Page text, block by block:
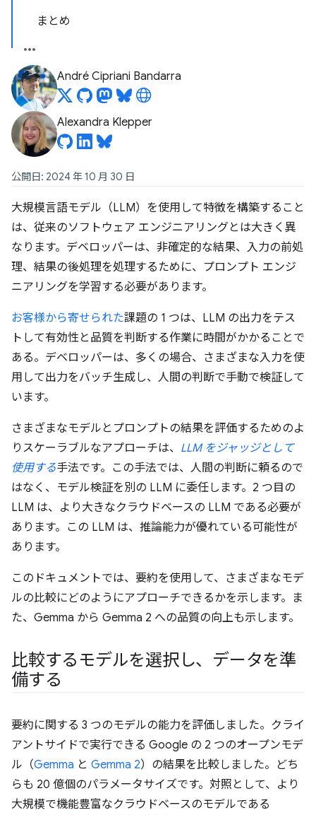
まとめ
André Cipriani Bandarra
Alexandra Klepper
公開日: 2024 年 10 月 30 日
大規模言語モデル（LLM）を使用して特徴を構築すること
は、従来のソフトウェア エンジニアリングとは大きく異
なります。デベロッパーは、非確定的な結果、入力の前処
理、結果の後処理を処理するために、プロンプト エンジ
ニアリングを学習する必要があります。
お客様から寄せられた課題の 1 つは、LLM の出力をテス
トして有効性と品質を判断する作業に時間がかかることで
ある。デベロッパーは、多くの場合、さまざまな入力を使
用して出力をバッチ生成し、人間の判断で手動で検証して
います。
さまざまなモデルとプロンプトの結果を評価するためのよ
りスケーラブルなアプローチは、 LLM をジャッジとして
使用する手法です。この手法では、人間の判断に頼るので
はなく、モデル検証を別の LLM に委任します。2 つ目の
LLM は、より大きなクラウドベースの LLM である必要が
あります。この LLM は、推論能力が優れている可能性が
あります。
このドキュメントでは、要約を使用して、さまざまなモデ
ルの比較にどのようにアプローチできるかを示します。ま
た、Gemma から Gemma 2 への品質の向上も示します。
比較するモデルを選択し、データを準
備する
要約に関する 3 つのモデルの能力を評価しました。クライ
アントサイドで実行できる Google の 2 つのオープンモデ
ル（Gemma と Gemma 2）の結果を比較しました。どち
らも 20 億個のパラメータサイズです。対照として、より
大規模で機能豊富なクラウドベースのモデルである